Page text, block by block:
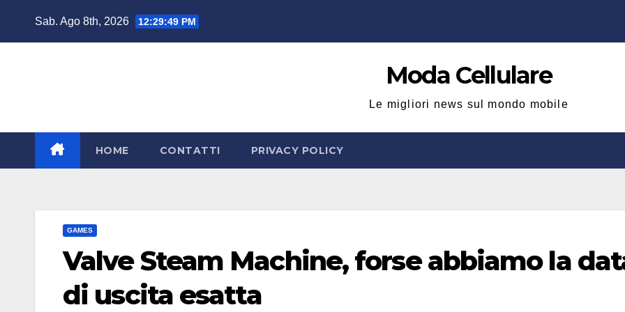
Sab. Ago 8th, 2026 12:29:50 PM
Moda Cellulare
Le migliori news sul mondo mobile
HOME CONTATTI PRIVACY POLICY
GAMES
Valve Steam Machine, forse abbiamo la
di uscita esatta